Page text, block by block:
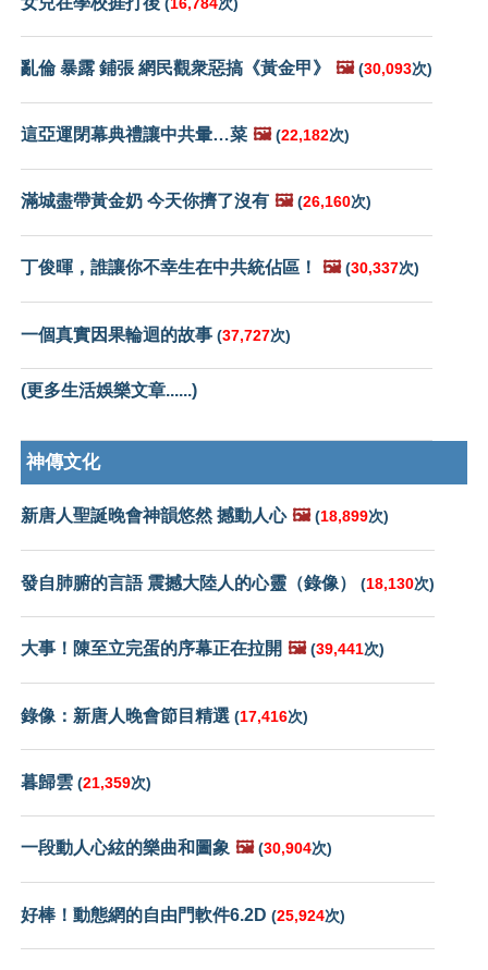
亂倫 暴露 鋪張 網民觀衆惡搞《黃金甲》 🖼️ (30,093次)
這亞運閉幕典禮讓中共暈…菜 🖼️ (22,182次)
滿城盡帶黃金奶 今天你擠了沒有 🖼️ (26,160次)
丁俊暉，誰讓你不幸生在中共統佔區！ 🖼️ (30,337次)
一個真實因果輪迴的故事 (37,727次)
(更多生活娛樂文章......)
神傳文化
新唐人聖誕晚會神韻悠然 撼動人心 🖼️ (18,899次)
發自肺腑的言語 震撼大陸人的心靈（錄像） (18,130次)
大事！陳至立完蛋的序幕正在拉開 🖼️ (39,441次)
錄像：新唐人晚會節目精選 (17,416次)
暮歸雲 (21,359次)
一段動人心絃的樂曲和圖象 🖼️ (30,904次)
好棒！動態網的自由門軟件6.2D (25,924次)